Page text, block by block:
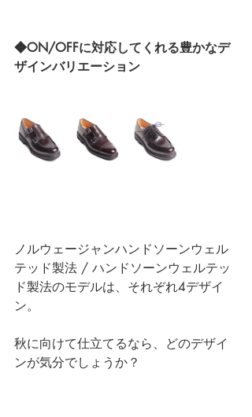
◆ON/OFFに対応してくれる豊かなデ
ザインバリエーション
ノルウェージャンハンドソーンウェル
テッド製法 / ハンドソーンウェルテッ
ド製法のモデルは、それぞれ4デザイ
ン。
秋に向けて仕立てるなら、どのデザイ
ンが気分でしょうか？